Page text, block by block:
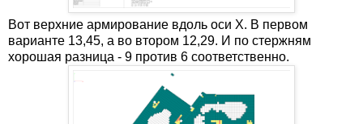
Вот верхние армирование вдоль оси X. В первом
варианте 13,45, а во втором 12,29. И по стержням
хорошая разница - 9 против 6 соответственно.